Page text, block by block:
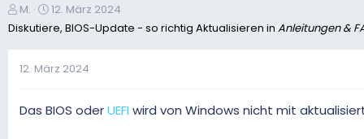
E
r
e
l
M.
E
r
e
l
12. März 2024
Diskutiere, BIOS-Update - so richtig Aktualisieren in Anleitungen &
12. März 2024
Das BIOS oderUEFI wird von Windows nicht mit